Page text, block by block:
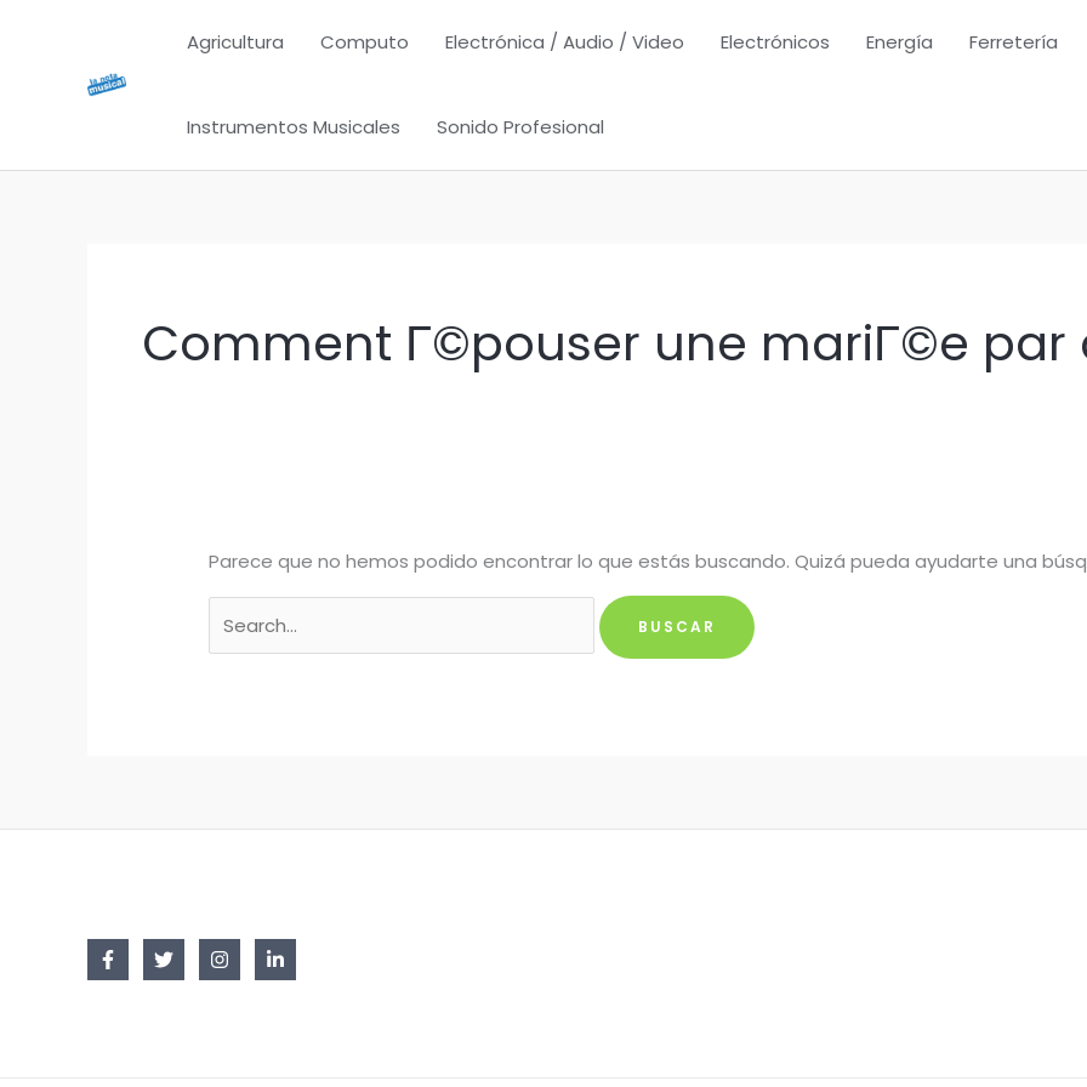
contenido
Agricultura Computo Electrónica / Audio / Video Electrónicos Energía Ferretería
Instrumentos Musicales Sonido Profesional
Comment Г©pouser une mariГ©e
Parece que no hemos podido encontrar lo que estás buscando. Quizá pueda ayudarte una